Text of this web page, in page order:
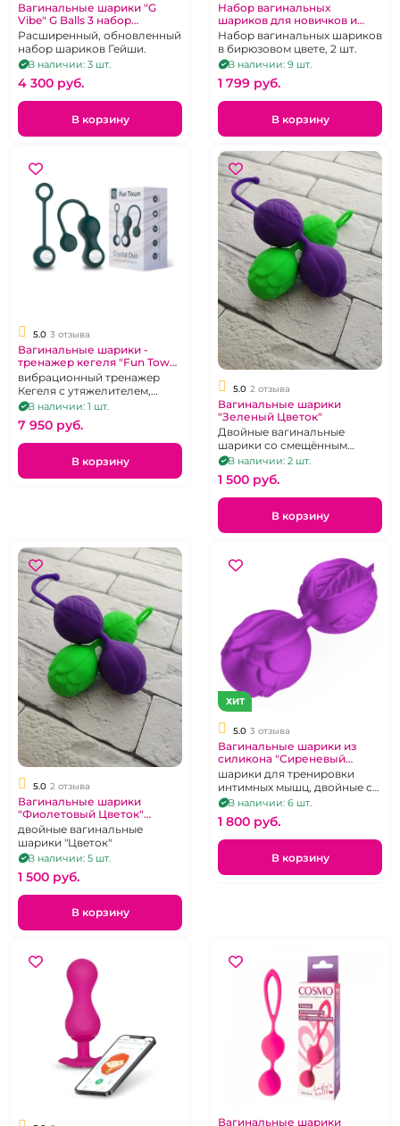
Вагинальные шарики "G
Vibe" G Balls 3 набор
двойной и одинарный
Расширенный, обновленный
набор шариков Гейши.
В наличии: 3 шт.
4 300 pуб.
В корзину
Набор вагинальных
шариков для новичков и
среднего уровня "Lilo" 2 шт
Набор вагинальных шариков
в бирюзовом цвете, 2 шт.
В наличии: 9 шт.
1 799 pуб.
В корзину
5.0 3 отзыва
Вагинальные шарики -
тренажер кегеля "Fun Town"
Crystal Duo
вибрационный тренажер
Кегеля с утяжелителем,
одинарный шарик в
комплекте, темно-зеленый,
перезаряжаемый
В наличии: 1 шт.
7 950 pуб.
В корзину
5.0 2 отзыва
Вагинальные шарики
"Зеленый Цветок"
Двойные вагинальные
шарики со смещённым
центром с силиконовым
покрытием.
В наличии: 2 шт.
1 500 pуб.
В корзину
5.0 2 отзыва
Вагинальные шарики
"Фиолетовый Цветок"
двойные со смещенным
центром тяжести
двойные вагинальные
шарики "Цветок"
В наличии: 5 шт.
1 500 pуб.
В корзину
ХИТ
5.0 3 отзыва
Вагинальные шарики из
силикона "Сиреневый
Цветок" двойные
шарики для тренировки
интимных мышц, двойные со
смещенным центром
тяжести
В наличии: 6 шт.
1 800 pуб.
В корзину
Вагинальные шарики